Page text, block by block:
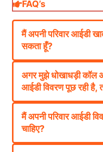
FAQ’s
मैं अपनी परिवार आईडी
सकता हूँ?
अगर मुझे धोखाधड़ी कॉल
आईडी विवरण पूछ रही है,
मैं अपनी परिवार आईडी
चाहिए?